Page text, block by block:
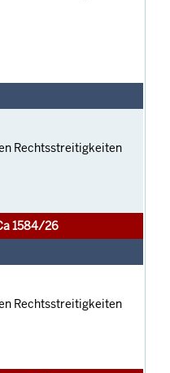
Rechtsstreitigkeiten
1584/26
Rechtsstreitigkeiten